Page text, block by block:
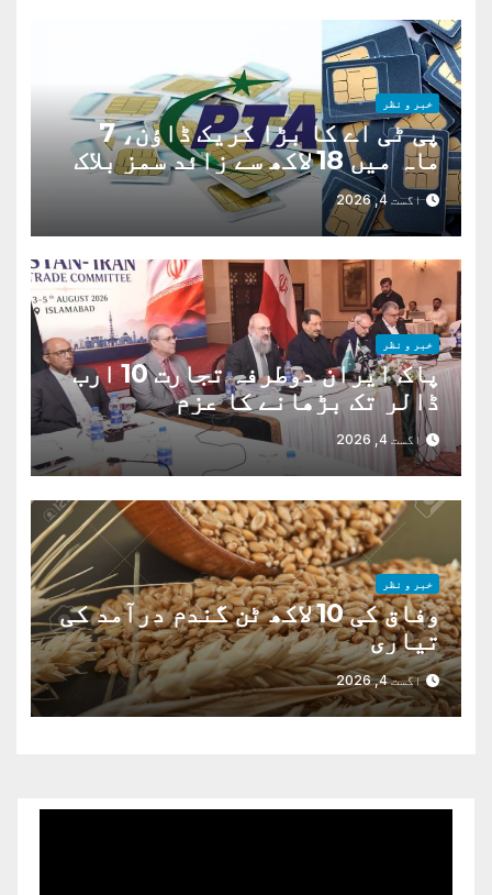
خبر و نظر
پی ٹی اے کا بڑا کریک ڈاؤن، 7
ماہ میں 18 لاکھ سے زائد سمز بلاک
اگست 4, 2026
خبر و نظر
پاک ایران دوطرفہ تجارت 10 ارب
ڈالر تک بڑھانے کا عزم
اگست 4, 2026
خبر و نظر
وفاق کی 10 لاکھ ٹن گندم درآمد کی
تیاری
اگست 4, 2026